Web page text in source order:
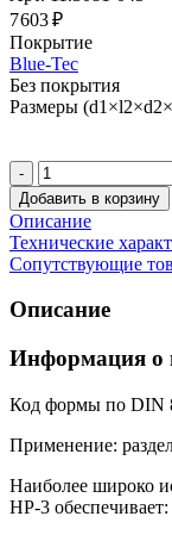
7 603 ₽
Покрытие
Blue-Tec
Без покрытия
Размеры
Добавить в корзину
Описание
Технические
Сопутствующие
Описание
Информация о
Код формы по DIN
Применение:
Наиболее широко
HP-3 обеспечивает: